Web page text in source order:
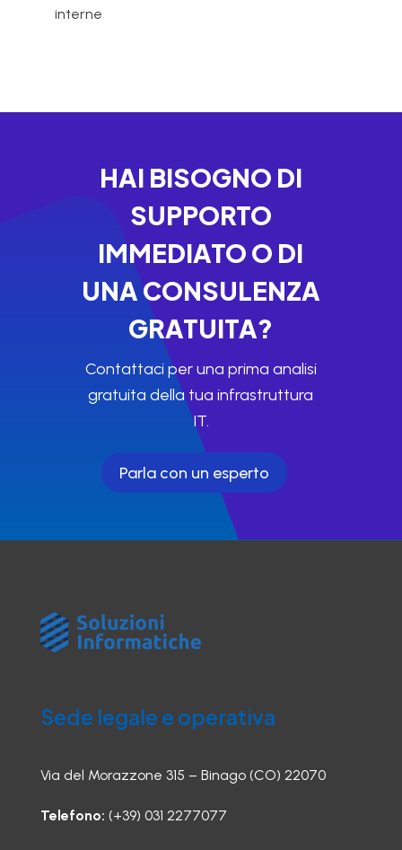
interne
HAI BISOGNO DI
SUPPORTO
IMMEDIATO O DI
UNA CONSULENZA
GRATUITA?
Contattaci per una prima analisi
gratuita della tua infrastruttura
IT.
Parla con un esperto
Sede legale e operativa
Via del Morazzone 315 – Binago (CO) 22070
Telefono: (+39) 031 2277077